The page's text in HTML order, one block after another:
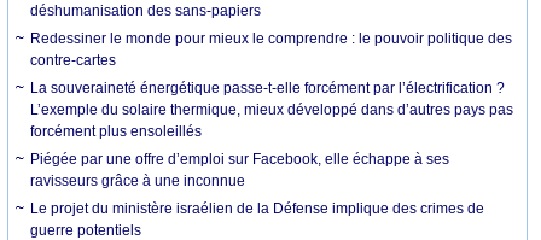
déshumanisation des sans-papiers
Redessiner le monde pour mieux le comprendre : le pouvoir politique des
contre-cartes
La souveraineté énergétique passe-t-elle forcément par l’électrification ?
L’exemple du solaire thermique, mieux développé dans d’autres pays pas
forcément plus ensoleillés
Piégée par une offre d’emploi sur Facebook, elle échappe à ses
ravisseurs grâce à une inconnue
Le projet du ministère israélien de la Défense implique des crimes de
guerre potentiels